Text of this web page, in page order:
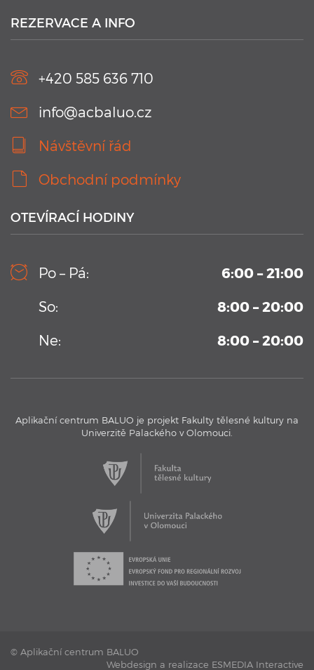
technologií 2020
Kamerový systém v testovacím bazénu Aplikačního
centra BALUO
Vysoko-sekvenční kamerový systém permanentně
umístění v Aplikačním centrum BALUO. Více informací zde
Aplikační centrum BALUO - Testovací bazén
Aplikační centrum BALUO představuje jeho jedinečný
testovací bazén s kamerovým systémem.
REZERVACE A INFO
+420 585 636 710
info@acbaluo.cz
Návštěvní řád
Obchodní podmínky
OTEVÍRACÍ HODINY
Po – Pá:
6:00 – 21:00
So:
8:00 – 20:00
Ne:
8:00 – 20:00
Aplikační centrum BALUO je projekt Fakulty tělesné kultury na
Univerzitě Palackého v Olomouci.
© Aplikační centrum BALUO
Webdesign a realizace ESMEDIA Interactive